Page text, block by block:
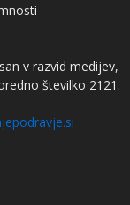
v razvid medijev,
številko 2121.